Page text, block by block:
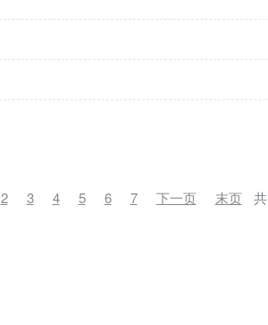
2 3 4 5 6 7 下一页 末页 共